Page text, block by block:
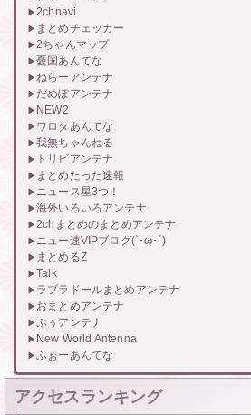
2chnavi
まとめチェッカー
2ちゃんマップ
憂国あんてな
ねらーアンテナ
だめぽアンテナ
NEW2
ワロタあんてな
我無ちゃんねる
トリビアンテナ
まとめたった速報
ニュース星3つ！
海外いろいろアンテナ
2chまとめのまとめアンテナ
ニュー速VIPブログ(`･ω･´)
まとめるZ
Talk
ラブラドールまとめアンテナ
おまとめアンテナ
ぷぅアンテナ
New World Antenna
ふぉーあんてな
アクセスランキング